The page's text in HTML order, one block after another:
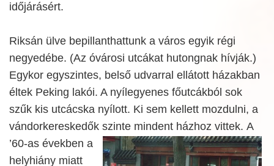
időjárásért.
Riksán ülve bepillanthattunk a város egyik régi
negyedébe. (Az óvárosi utcákat hutongnak hívják.)
Egykor egyszintes, belső udvarral ellátott házakban
éltek Peking lakói. A nyílegyenes főutcákból sok
szűk kis utcácska nyílott. Ki sem kellett mozdulni, a
vándorkereskedők szinte mindent házhoz vittek. A
’60-as években a
helyhiány miatt